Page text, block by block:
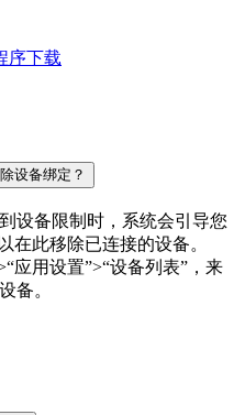
序下载
设备绑定？
设备限制时，系统会引导您
在此移除已连接的设备。
应用设置”>“设备列表”，来
备。